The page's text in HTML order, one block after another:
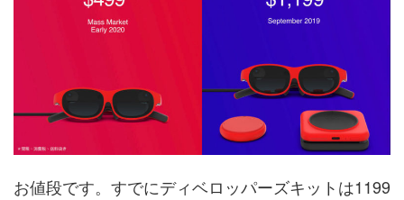
お値段です。すでにディベロッパーズキットは1199